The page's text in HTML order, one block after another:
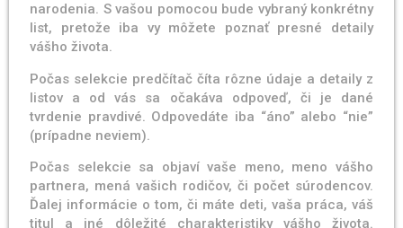
narodenia. S vašou pomocou bude vybraný konkrétny
list, pretože iba vy môžete poznať presné detaily
vášho života.
Počas selekcie predčítač číta rôzne údaje a detaily z
listov a od vás sa očakáva odpoveď, či je dané
tvrdenie pravdivé. Odpovedáte iba “áno” alebo “nie”
(prípadne neviem).
Počas selekcie sa objaví vaše meno, meno vášho
partnera, mená vašich rodičov, či počet súrodencov.
Ďalej informácie o tom, či máte deti, vaša práca, váš
titul a iné dôležité charakteristiky vášho života.